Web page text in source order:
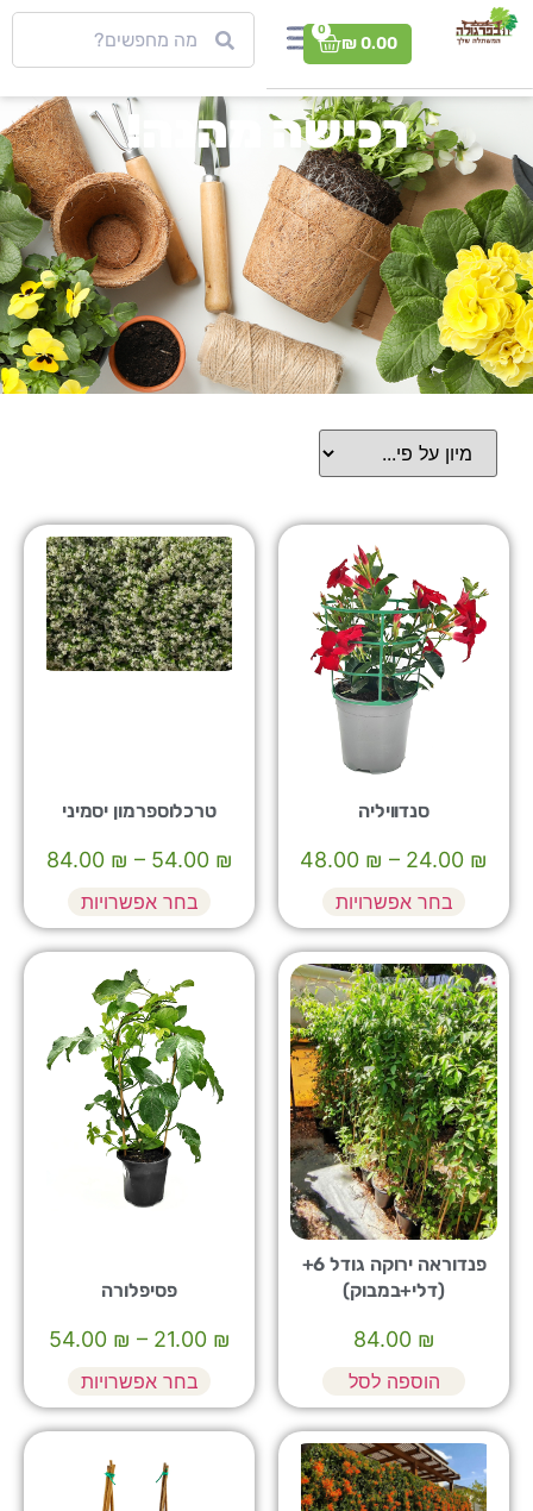
₪0.00
0
רכישה מהנה!
סנדוויליה
₪
–
₪
בחר אפשרויות
טרכלוספרמון יסמיני
₪
54.00
–
₪
84.00
בחר אפשרויות
פנדוראה ירוקה גודל 6+
(דלי+במבוק)
₪
84.00
הוספה לסל
פסיפלורה
₪
21.00
–
₪
54.00
בחר אפשרויות